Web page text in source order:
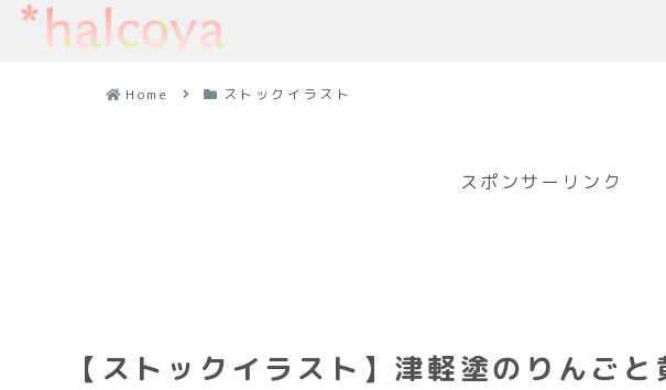
Home ストックイラスト
スポンサーリンク
【ストックイラスト】津軽塗のりんご